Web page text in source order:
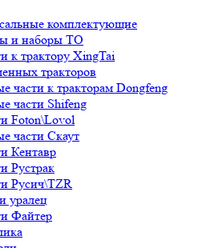
комплектующие
и наборы ТО
к трактору XingTai
тракторов
части к тракторам Dongfeng
части Shifeng
Foton\Lovol
части Скаут
Кентавр
Рустрак
Русич\TZR
уралец
Файтер